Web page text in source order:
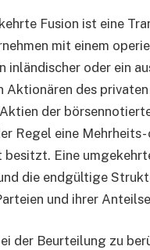
Fusion ist eine
mit einem
inländischer oder ein
Aktionären des
der
Regel eine
Eine
die endgültige
und ihrer
der Beurteilung zu